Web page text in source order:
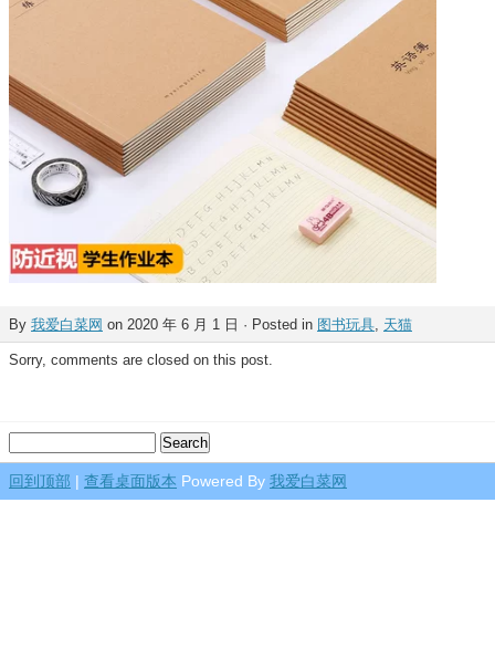
By 我爱白菜网 on 2020 年 6 月 1 日 · Posted in 图书玩具, 天猫
Sorry, comments are closed on this post.
回到顶部 | 查看桌面版本 Powered By 我爱白菜网